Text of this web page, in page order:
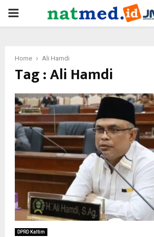
PRIMARY
Home Ali Hamdi
Tag : Ali Hamdi
DPRD Kaltim